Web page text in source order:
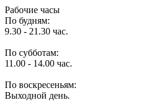
Рабочие часы
По будням:
9.30 - 21.30 час.
По субботам:
11.00 - 14.00 час.
По воскресеньям:
Выходной день.